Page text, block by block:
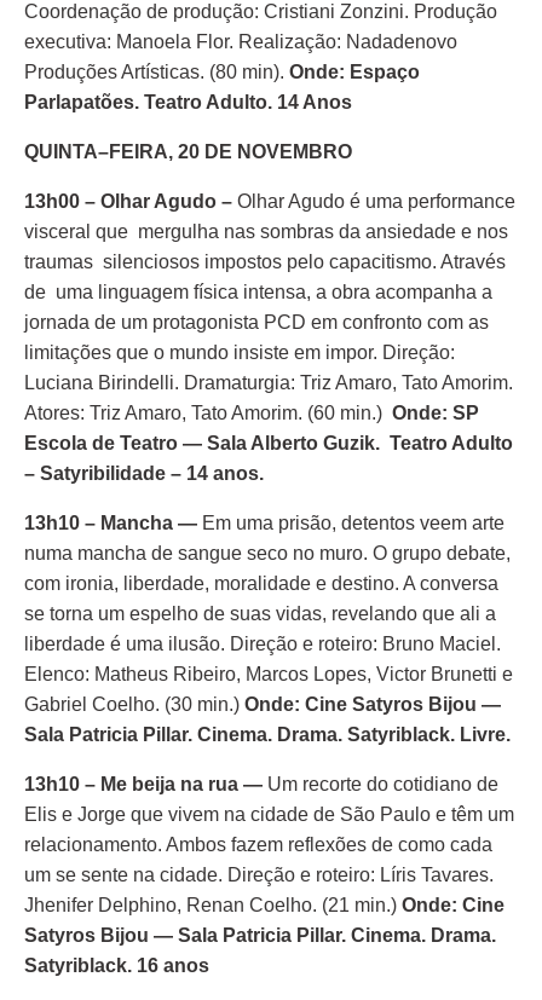
Coordenação de produção: Cristiani Zonzini. Produção
executiva: Manoela Flor. Realização: Nadadenovo
Produções Artísticas. (80 min). Onde: Espaço
Parlapatões. Teatro Adulto. 14 Anos
QUINTA–FEIRA, 20 DE NOVEMBRO
13h00 – Olhar Agudo – Olhar Agudo é uma performance
visceral que mergulha nas sombras da ansiedade e nos
traumas silenciosos impostos pelo capacitismo. Através
de uma linguagem física intensa, a obra acompanha a
jornada de um protagonista PCD em confronto com as
limitações que o mundo insiste em impor. Direção:
Luciana Birindelli. Dramaturgia: Triz Amaro, Tato Amorim.
Atores: Triz Amaro, Tato Amorim. (60 min.) Onde: SP
Escola de Teatro — Sala Alberto Guzik. Teatro Adulto
– Satyribilidade – 14 anos.
13h10 – Mancha — Em uma prisão, detentos veem arte
numa mancha de sangue seco no muro. O grupo debate,
com ironia, liberdade, moralidade e destino. A conversa
se torna um espelho de suas vidas, revelando que ali a
liberdade é uma ilusão. Direção e roteiro: Bruno Maciel.
Elenco: Matheus Ribeiro, Marcos Lopes, Victor Brunetti e
Gabriel Coelho. (30 min.) Onde: Cine Satyros Bijou —
Sala Patricia Pillar. Cinema. Drama. Satyriblack. Livre.
13h10 – Me beija na rua — Um recorte do cotidiano de
Elis e Jorge que vivem na cidade de São Paulo e têm um
relacionamento. Ambos fazem reflexões de como cada
um se sente na cidade. Direção e roteiro: Líris Tavares.
Jhenifer Delphino, Renan Coelho. (21 min.) Onde: Cine
Satyros Bijou — Sala Patricia Pillar. Cinema. Drama.
Satyriblack. 16 anos